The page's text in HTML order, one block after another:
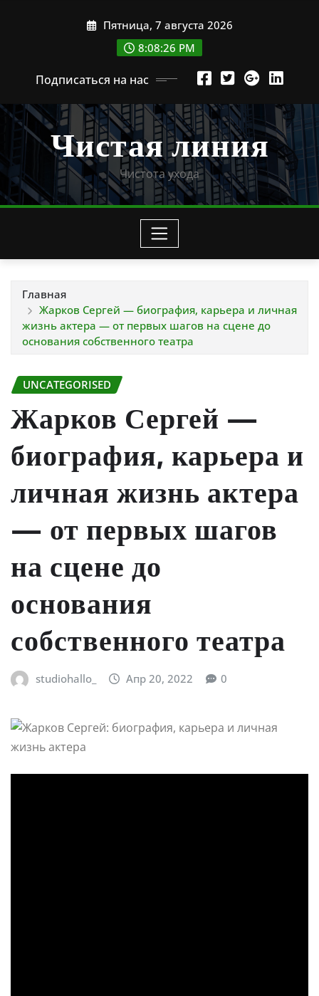
Пятница, 7 августа 2026
8:08:27 PM
Подписаться на нас
Чистая линия
Чистота ухода
Главная
Жарков Сергей — биография, карьера и личная
жизнь актера — от первых шагов на сцене до
основания собственного театра
UNCATEGORISED
Жарков Сергей —
биография, карьера и
личная жизнь актера
— от первых шагов
на сцене до
основания
собственного театра
studiohallo_ Апр 20, 2022 0